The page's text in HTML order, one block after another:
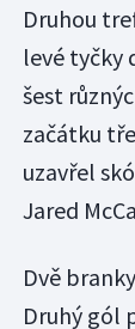
Druhou
levé tyčky
šest
začátku
uzavřel
Jared
Dvě
Druhý gól